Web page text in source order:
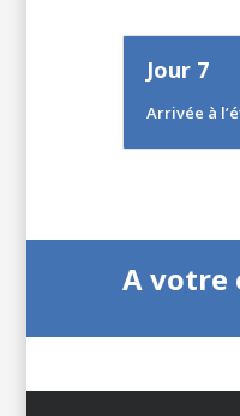
Jour 7
Arrivée à
A votre